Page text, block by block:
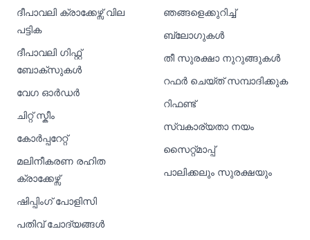
ദീപാവലി ക്രാക്കേഴ്സ് വില
പട്ടിക
ദീപാവലി ഗിഫ്റ്റ്
ബോക്സുകൾ
വേഗ ഓർഡർ
ചിറ്റ് സ്കീം
കോർപ്പറേറ്റ്
മലിനീകരണ രഹിത
ക്രാക്കേഴ്സ്
ഷിപ്പിംഗ് പോളിസി
പതിവ് ചോദ്യങ്ങൾ
ഞങ്ങളെക്കുറിച്ച്
ബ്ലോഗുകൾ
തീ സുരക്ഷാ നുറുങ്ങുകൾ
റഫർ ചെയ്ത് സമ്പാദിക്കുക
റിഫണ്ട്
സ്വകാര്യതാ നയം
സൈറ്റ്മാപ്പ്
പാലിക്കലും സുരക്ഷയും